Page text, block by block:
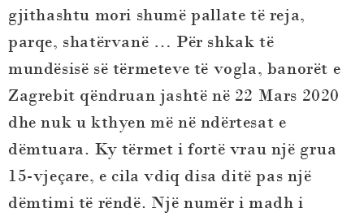
gjithashtu mori shumë pallate të reja,
parqe, shatërvanë … Për shkak të
mundësisë së tërmeteve të vogla, banorët e
Zagrebit qëndruan jashtë në 22 Mars 2020
dhe nuk u kthyen më në ndërtesat e
dëmtuara. Ky tërmet i fortë vrau një grua
15-vjeçare, e cila vdiq disa ditë pas një
dëmtimi të rëndë. Një numër i madh i